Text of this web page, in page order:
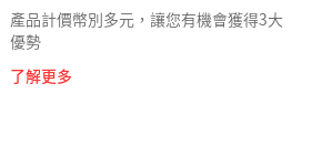
產品計價幣別多元，讓您有機會獲得3大
優勢
了解更多